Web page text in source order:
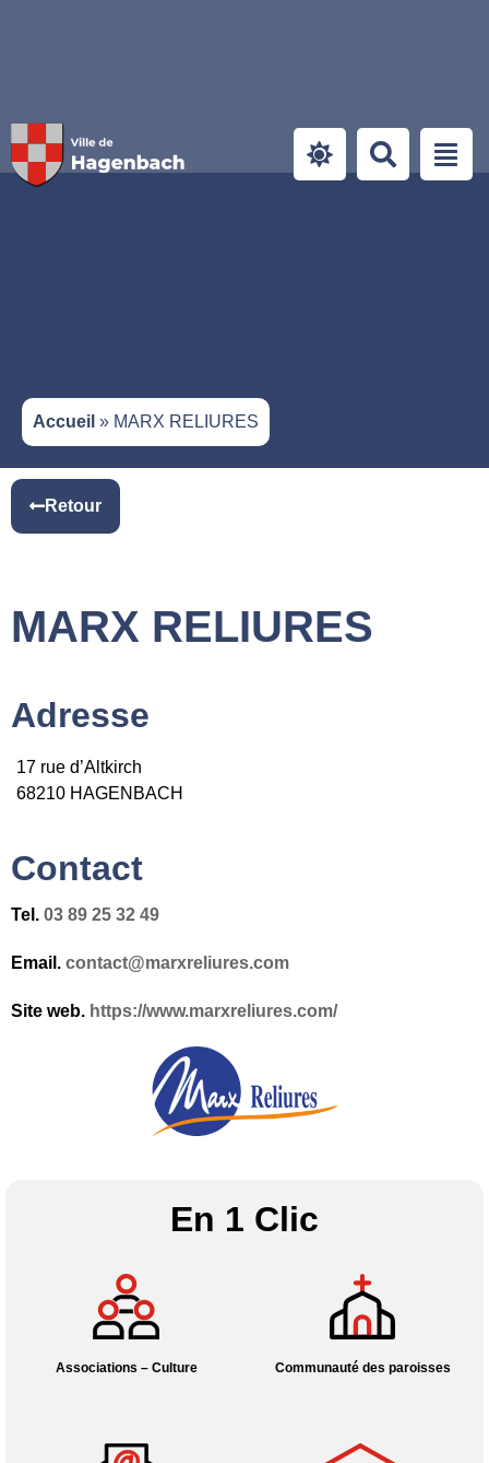
Accueil » MARX RELIURES
Retour
MARX RELIURES
Adresse
17 rue d’Altkirch
68210 HAGENBACH
Contact​
Tel. 03 89 25 32 49
Email. contact@marxreliures.com
Site web. https://www.marxreliures.com/
En 1 Clic
Associations – Culture Communauté des paroisses